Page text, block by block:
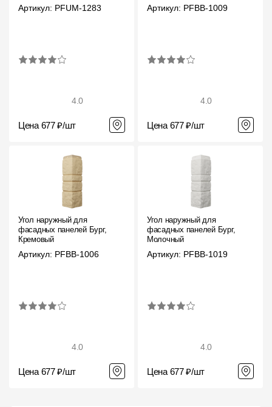
Артикул: PFUM-1283
4.0
Цена 677 ₽/шт
Артикул: PFBB-1009
4.0
Цена 677 ₽/шт
Угол наружный для
фасадных панелей Бург,
Кремовый
Артикул: PFBB-1006
4.0
Цена 677 ₽/шт
Угол наружный для
фасадных панелей Бург,
Молочный
Артикул: PFBB-1019
4.0
Цена 677 ₽/шт